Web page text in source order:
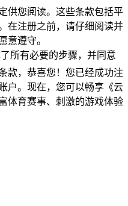
供您阅读。这些条款包括平
在注册之前，请仔细阅读并
意遵守。
所有必要的步骤，并同意
款，恭喜您！您已经成功注
户。现在，您可以畅享《云
体育赛事、刺激的游戏体验